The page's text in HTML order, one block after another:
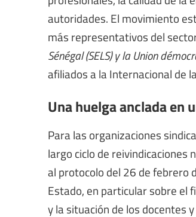
autoridades. El movimiento
más representativos del
Sénégal (SELS) y la Union
afiliados a la Internacional de
Una huelga anclada en
Para las organizaciones
largo ciclo de reivindicaciones
al protocolo del 26 de febrero
Estado, en particular sobre el
y la situación de los docentes